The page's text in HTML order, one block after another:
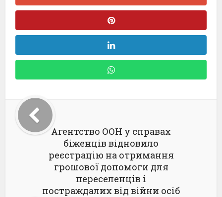
Агентство ООН у справах
біженців відновило
реєстрацію на отримання
грошової допомоги для
переселенців і
постраждалих від війни осіб